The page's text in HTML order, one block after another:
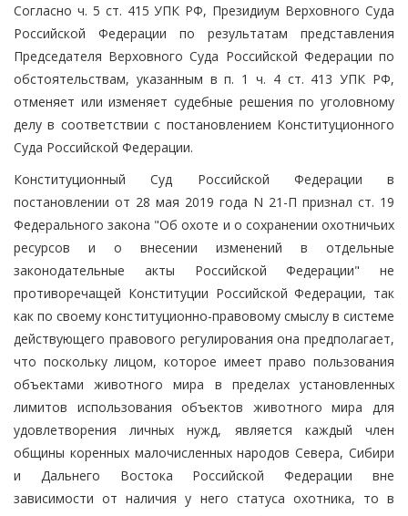
Согласно ч. 5 ст. 415 УПК РФ, Президиум Верховного Суда
Российской Федерации по результатам представления
Председателя Верховного Суда Российской Федерации по
обстоятельствам, указанным в п. 1 ч. 4 ст. 413 УПК РФ,
отменяет или изменяет судебные решения по уголовному
делу в соответствии с постановлением Конституционного
Суда Российской Федерации.
Конституционный Суд Российской Федерации в
постановлении от 28 мая 2019 года N 21-П признал ст. 19
Федерального закона "Об охоте и о сохранении охотничьих
ресурсов и о внесении изменений в отдельные
законодательные акты Российской Федерации" не
противоречащей Конституции Российской Федерации, так
как по своему конституционно-правовому смыслу в системе
действующего правового регулирования она предполагает,
что поскольку лицом, которое имеет право пользования
объектами животного мира в пределах установленных
лимитов использования объектов животного мира для
удовлетворения личных нужд, является каждый член
общины коренных малочисленных народов Севера, Сибири
и Дальнего Востока Российской Федерации вне
зависимости от наличия у него статуса охотника, то в